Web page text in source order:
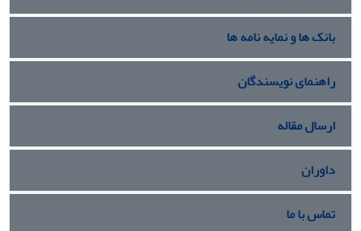
بانک ها و نمایه نامه ها
راهنمای نویسندگان
ارسال مقاله
داوران
تماس با ما